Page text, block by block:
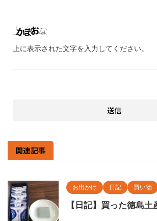
上に表示された文字を入力してください。
関連記事
お出かけ 日記 買い物
【日記】買った徳島土